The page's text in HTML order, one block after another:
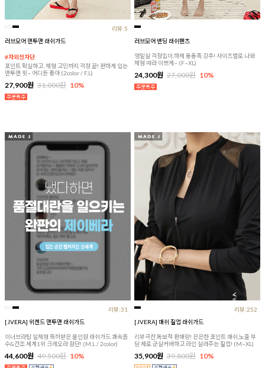
리뷰:5
러브모어 맨투맨 래쉬가드
#자외선차단
포인트 확실하고, 체형 고민까지 걱정 끝! 편하게 입는
맨투맨 핏~ 어디든 좋아 (2color / F,L)
27,900원 31,000원 10%
러브모어 밴딩 래쉬팬츠
엉밑살 걱정없이,하체 통통족 강추! 사이즈별로 나와
체형 따라 이쁘게~ (F~XL)
24,300원 27,000원 10%
리뷰:31
[JVERA] 위켄드 맨투맨 래쉬가드
이너브라탑 일체형 특허받은 올인원 래쉬가드 쾌속흡
수&건조 세계1위 크레오라 원단! (M,L / 2color)
44,600원 49,500원 10%
리뷰:252
[JVERA] 매쉬 짚업 래쉬가드
리뷰극찬,독보적 판매량! 은은한 포인트 매쉬,노출 부
담 제로 군살커버하고 라인 살려주는 짚업! (M~XL)
35,900원 39,800원 10%